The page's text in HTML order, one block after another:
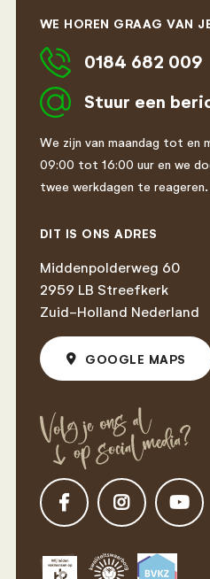
WE HOREN GRAAG VAN
0184 682 009
Stuur een
We zijn van maandag tot en
09:00 tot 16:00 uur en we
twee werkdagen te reageren.
DIT IS ONS ADRES
Middenpolderweg 60
2959 LB Streefkerk
Zuid-Holland Nederland
GOOGLE MAPS